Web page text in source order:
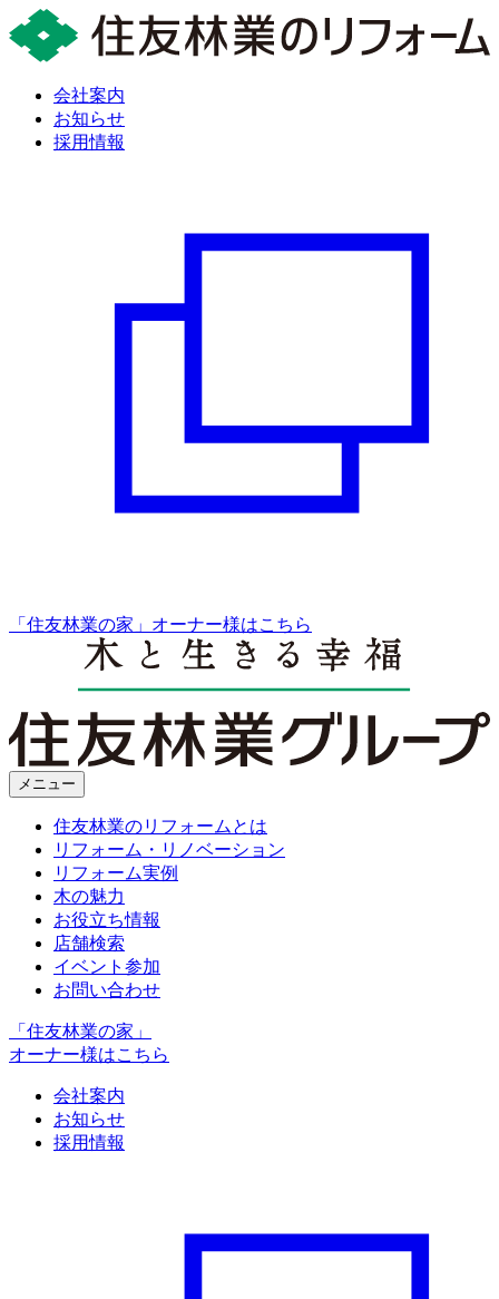
会社案内
お知らせ
採用情報
「住友林業の家」オーナー様はこちら
メニュー
住友林業のリフォームとは
リフォーム・リノベーション
リフォーム実例
木の魅力
お役立ち情報
店舗検索
イベント参加
お問い合わせ
「住友林業の家」
オーナー様はこちら
会社案内
お知らせ
採用情報